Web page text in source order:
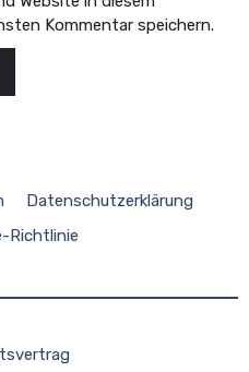
Kommentar speichern.
Datenschutzerklärung
Richtlinie